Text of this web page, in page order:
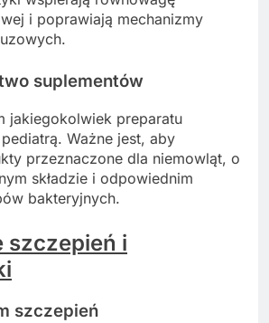
i poprawiają mechanizmy
suplementów
jakiegokolwiek preparatu
Ważne jest, aby
przeznaczone dla niemowląt, o
składzie i odpowiednim
bakteryjnych.
szczepień i
szczepień